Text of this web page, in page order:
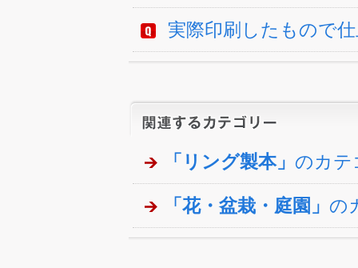
実際印刷したもので
「リング製本」 のカテ
「花・盆栽・庭園」 の